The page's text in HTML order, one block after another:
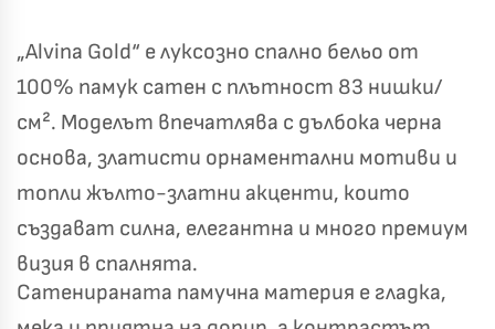
„Alvina Gold“ е луксозно спално бельо от
100% памук сатен с плътност 83 нишки/
см². Моделът впечатлява с дълбока черна
основа, златисти орнаментални мотиви и
топли жълто-златни акценти, които
създават силна, елегантна и много премиум
визия в спалнята.
Сатенираната памучна материя е гладка,
Късметът избра Вас!